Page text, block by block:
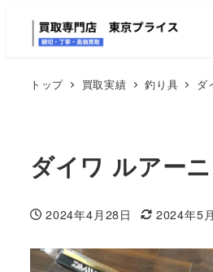
トップ 買取実績 釣り具 ダ
ダイワ ルアー
投稿日
2024年4月28日
更新日
2024年5